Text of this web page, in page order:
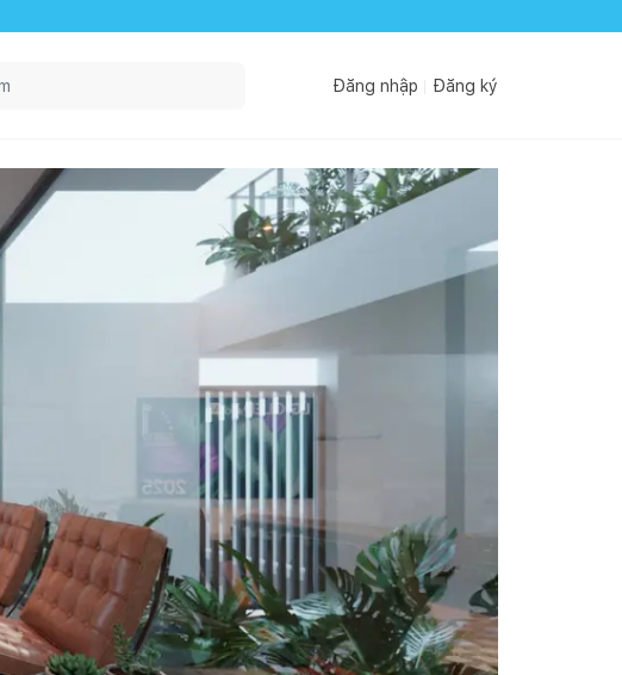
Đăng nhập Đăng ký